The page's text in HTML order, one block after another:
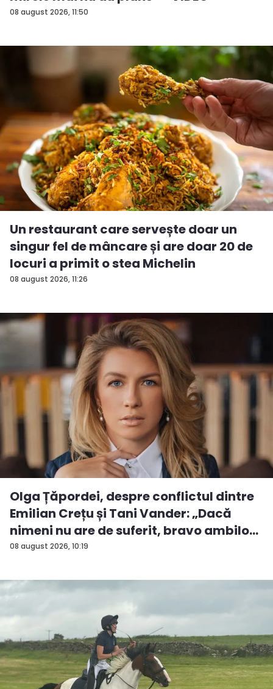
08 august 2026, 11:50
08 august 2026, 11:26
Un restaurant care servește doar un
singur fel de mâncare și are doar 20 de
locuri a primit o stea Michelin
08 august 2026, 10:19
Olga Țăpordei, despre conflictul dintre
Emilian Crețu și Tani Vander: „Dacă
nimeni nu are de suferit, bravo ambilo...